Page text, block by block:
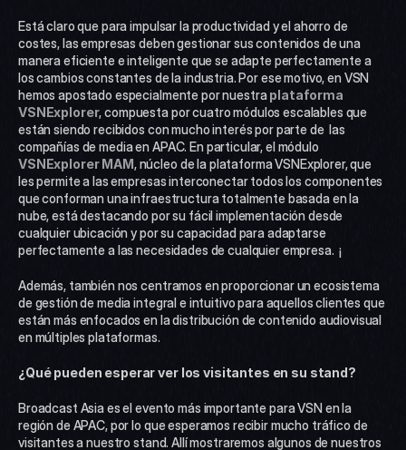
Está claro que para impulsar la productividad y el ahorro de
costes, las empresas deben gestionar sus contenidos de una
manera eficiente e inteligente que se adapte perfectamente a
los cambios constantes de la industria. Por ese motivo, en VSN
hemos apostado especialmente por nuestra plataforma
VSNExplorer, compuesta por cuatro módulos escalables que
están siendo recibidos con mucho interés por parte de  las
VSNExplorer MAM, núcleo de la plataforma VSNExplorer, que
les permite a las empresas interconectar todos los componentes
que conforman una infraestructura totalmente basada en la
nube, está destacando por su fácil implementación desde
cualquier ubicación y por su capacidad para adaptarse
perfectamente a las necesidades de cualquier empresa.  ¡
Además, también nos centramos en proporcionar un ecosistema
de gestión de media integral e intuitivo para aquellos clientes que
están más enfocados en la distribución de contenido audiovisual
en múltiples plataformas.
¿Qué pueden esperar ver los visitantes en su stand?
Broadcast Asia es el evento más importante para VSN en la
región de APAC, por lo que esperamos recibir mucho tráfico de